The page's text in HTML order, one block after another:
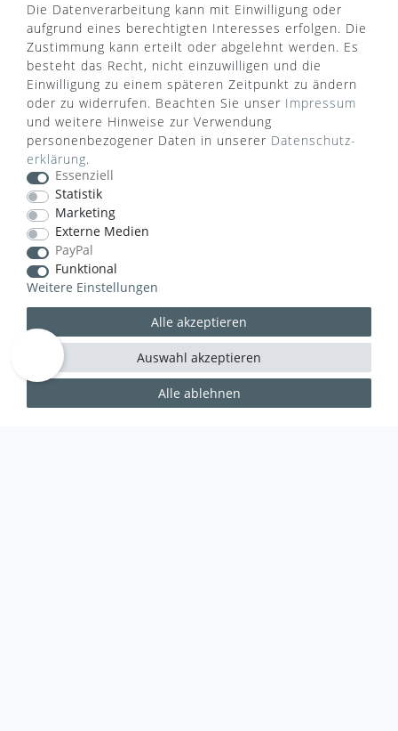
Widerruf erklären
ZAHLUNGSARTEN
VERSANDART
Die Datenverarbeitung kann mit Einwilligung oder
aufgrund eines berechtigten Interesses erfolgen. Die
Zustimmung kann erteilt oder abgelehnt werden. Es
besteht das Recht, nicht einzuwilligen und die
Einwilligung zu einem späteren Zeitpunkt zu ändern
oder zu widerrufen. Beachten Sie unser Impressum
und weitere Hinweise zur Verwendung
personenbezogener Daten in unserer Daten­schutz­
erklärung.
Essenziell
Statistik
Marketing
Externe Medien
PayPal
Funktional
Weitere Einstellungen
Alle akzeptieren
Alle ablehnen
Auswahl akzeptieren